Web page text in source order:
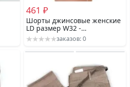
461 ₽
Шорты джинсовые женские
LD размер W32 -
44/46российский
заказов: 0